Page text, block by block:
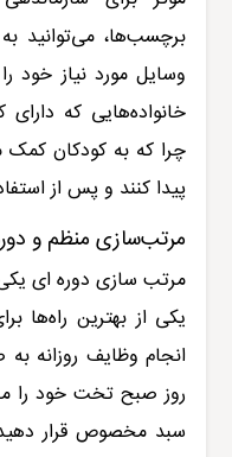
برچسب‌ها، می‌توانید
وسایل مورد نیاز خود
خانواده‌هایی که
چرا که به کودکان کمک
پیدا کنند و پس از
مرتب‌سازی منظم و
مرتب سازی دوره ای
یکی از بهترین راه‌ها
انجام وظایف روزانه
روز صبح تخت خود را
سبد مخصوص قرار